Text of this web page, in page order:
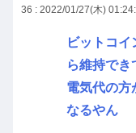
36 : 2022/01/27(木)
ビットコ
ら維持でき
電気代の方
なるやん